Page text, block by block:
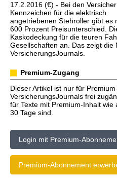
17.2.2016 (€) - Bei den
Kennzeichen für die elektrisch
angetriebenen Stehroller gibt es
600 Prozent Preisunterschied.
Kaskodeckung für die teuren
Gesellschaften an. Das zeigt die
VersicherungsJournals.
Premium-Zugang
Dieser Artikel ist nur für
VersicherungsJournals frei
für Texte mit Premium-Inhalt
30 Tage sind.
Login mit Premium-
Premium-Abonnement